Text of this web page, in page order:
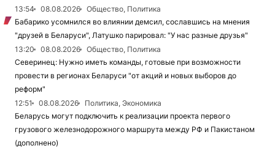
13:54
08.08.2026
Общество, Политика
Бабарико усомнился во влиянии демсил, сославшись на мнения
"друзей в Беларуси", Латушко парировал: "У нас разные друзья"
13:20
08.08.2026
Общество, Политика
Северинец: Нужно иметь команды, готовые при возможности
провести в регионах Беларуси "от акций и новых выборов до
реформ"
12:51
08.08.2026
Политика, Экономика
Беларусь могут подключить к реализации проекта первого
грузового железнодорожного маршрута между РФ и Пакистаном
(дополнено)